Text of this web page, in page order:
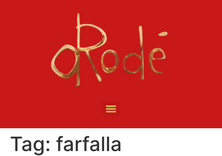
Tag: farfalla